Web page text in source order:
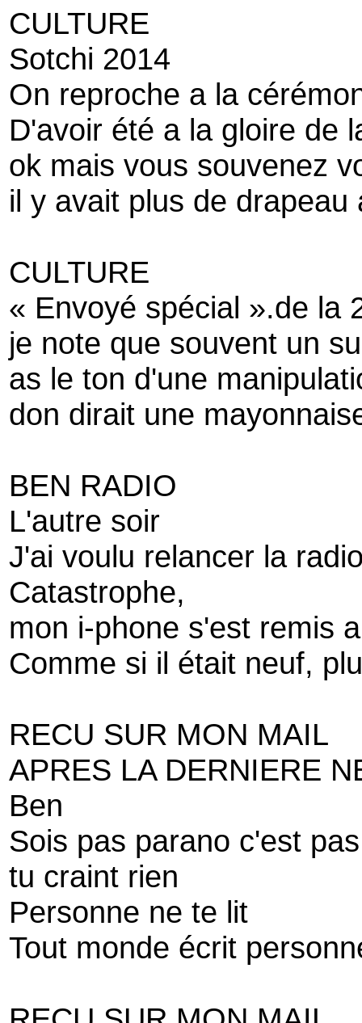
CULTURE
Sotchi 2014
On reproche a la
D'avoir été a la gloire de
ok mais vous souvenez
il y avait plus de
CULTURE
« Envoyé spécial ».de la
je note que souvent un
as le ton d'une
don dirait une
BEN RADIO
L'autre soir
J'ai voulu relancer la
Catastrophe,
mon i-phone s'est remis
Comme si il était neuf,
RECU SUR MON MAIL
APRES LA DERNIERE
Ben
Sois pas parano c'est
tu craint rien
Personne ne te lit
Tout monde écrit